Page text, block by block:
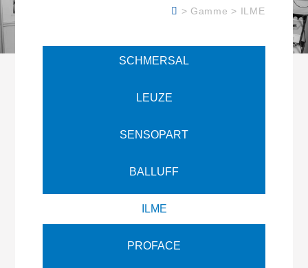
> Gamme > ILME
SCHMERSAL
LEUZE
SENSOPART
BALLUFF
ILME
PROFACE